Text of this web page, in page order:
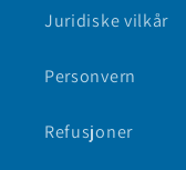
Juridiske vilkår
Personvern
Refusjoner